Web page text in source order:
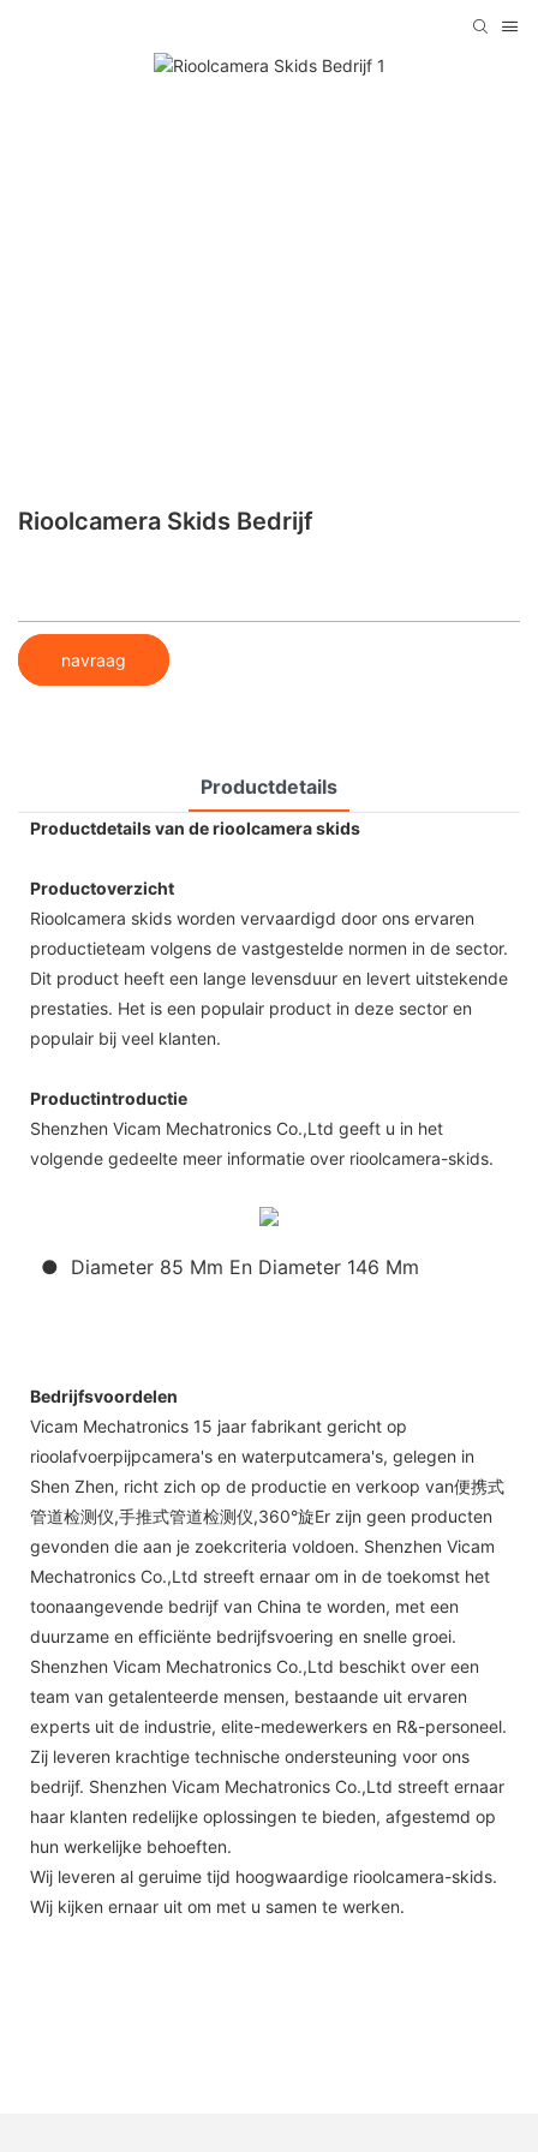
Rioolcamera Skids Bedrijf
navraag
Productdetails
Productdetails van de rioolcamera skids
Productoverzicht
Rioolcamera skids worden vervaardigd door ons ervaren
productieteam volgens de vastgestelde normen in de sector.
Dit product heeft een lange levensduur en levert uitstekende
prestaties. Het is een populair product in deze sector en
populair bij veel klanten.
Productintroductie
Shenzhen Vicam Mechatronics Co.,Ltd geeft u in het
volgende gedeelte meer informatie over rioolcamera-skids.
● Diameter 85 Mm En Diameter 146 Mm
Bedrijfsvoordelen
Vicam Mechatronics 15 jaar fabrikant gericht op
rioolafvoerpijpcamera's en waterputcamera's, gelegen in
Shen Zhen, richt zich op de productie en verkoop van便携式
管道检测仪,手推式管道检测仪,360°旋Er zijn geen producten
gevonden die aan je zoekcriteria voldoen. Shenzhen Vicam
Mechatronics Co.,Ltd streeft ernaar om in de toekomst het
toonaangevende bedrijf van China te worden, met een
duurzame en efficiënte bedrijfsvoering en snelle groei.
Shenzhen Vicam Mechatronics Co.,Ltd beschikt over een
team van getalenteerde mensen, bestaande uit ervaren
experts uit de industrie, elite-medewerkers en R&-personeel.
Zij leveren krachtige technische ondersteuning voor ons
bedrijf. Shenzhen Vicam Mechatronics Co.,Ltd streeft ernaar
haar klanten redelijke oplossingen te bieden, afgestemd op
hun werkelijke behoeften.
Wij leveren al geruime tijd hoogwaardige rioolcamera-skids.
Wij kijken ernaar uit om met u samen te werken.